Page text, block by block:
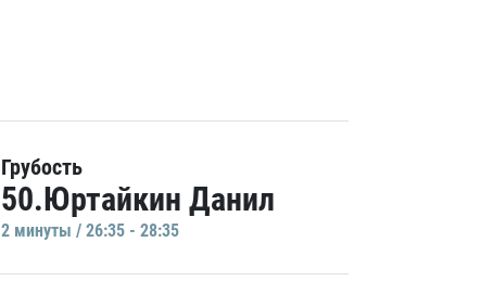
Грубость
50.Юртайкин Данил
2 минуты / 26:35 - 28:35